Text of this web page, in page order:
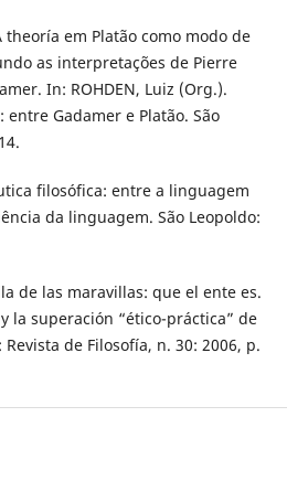
theoría em Platão como modo de
as interpretações de Pierre
In: ROHDEN, Luiz (Org.).
Gadamer e Platão. São
filosófica: entre a linguagem
da linguagem. São Leopoldo:
de las maravillas: que el ente es.
la superación “ético-práctica” de
de Filosofía, n. 30: 2006, p.